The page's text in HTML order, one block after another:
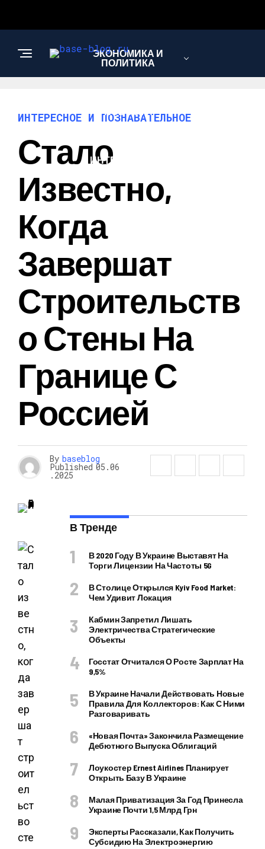
ЭКОНОМИКА И
ПОЛИТИКА
НОВОСТИ
ИНТЕРЕСНОЕ И
ИНТЕРЕСНОЕ И ПОЗНАВАТЕЛЬНОЕ
Стало
Известно,
Когда
Завершат
Строительств
О Стены На
Границе С
Россией
By baseblog
Published 05.06
.2025
В Тренде
В 2020 Году В Украине Выставят На
Торги Лицензии На Частоты 5G
В Столице Открылся Kyiv Food Market:
Чем Удивит Локация
Кабмин Запретил Лишать
Электричества Стратегические
Объекты
Госстат Отчитался О Росте Зарплат На
9,5%
В Украине Начали Действовать Новые
Правила Для Коллекторов: Как С Ними
Разговаривать
«Новая Почта» Закончила Размещение
Дебютного Выпуска Облигаций
Лоукостер Ernest Airlines Планирует
Открыть Базу В Украине
Малая Приватизация За Год Принесла
Украине Почти 1,5 Млрд Грн
Эксперты Рассказали, Как Получить
Субсидию На Электроэнергию